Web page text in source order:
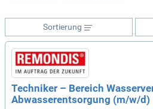
Sortierung
Techniker – Bereich
Abwasserentsorgung (m/w/d)